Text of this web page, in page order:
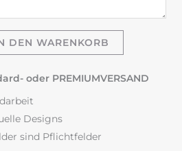
DEN WARENKORB
oder PREMIUMVERSAND
Designs
sind Pflichtfelder